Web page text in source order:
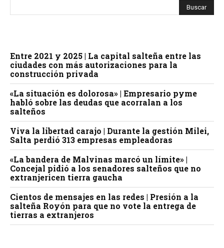
Entre 2021 y 2025 | La capital salteña entre las
ciudades con más autorizaciones para la
construcción privada
«La situación es dolorosa» | Empresario pyme
habló sobre las deudas que acorralan a los
salteños
Viva la libertad carajo | Durante la gestión Milei,
Salta perdió 313 empresas empleadoras
«La bandera de Malvinas marcó un límite» |
Concejal pidió a los senadores salteños que no
extranjericen tierra gaucha
Cientos de mensajes en las redes | Presión a la
salteña Royón para que no vote la entrega de
tierras a extranjeros